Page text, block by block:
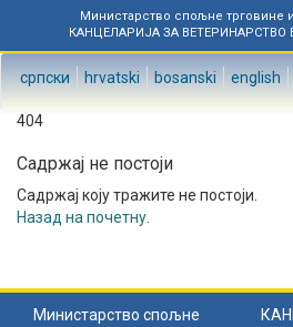
Министарство спољне трговине
КАНЦЕЛАРИЈА ЗА ВЕТЕРИНАРСТВО
српски hrvatski bosanski english
404
Садржај не постоји
Садржај коју тражите не постоји.
Назад на почетну
Министарство спољне